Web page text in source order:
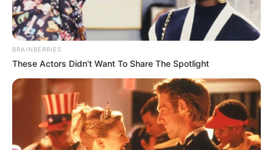
BRAINBERRIES
These Actors Didn't Want To Share The Spotlight